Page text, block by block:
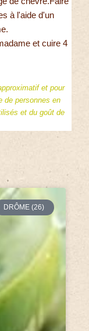
à l'aide d'un
et cuire 4
et pour
de personnes en
et du goût de
DRÔME (26)